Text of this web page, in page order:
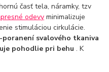
časť tela, náramky, tzv
odevy minimalizuje
stimuláciou cirkulácie.
svalového tkaniva
pohodlie pri behu. K